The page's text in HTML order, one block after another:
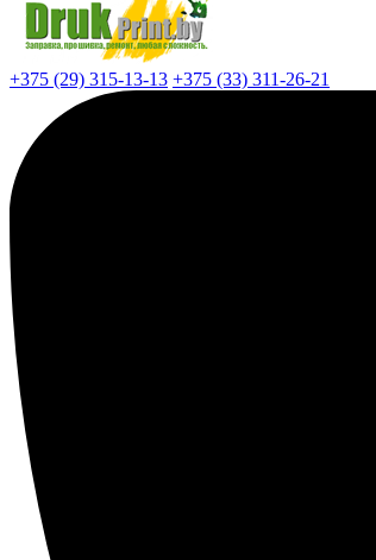
+375 (29) 315-13-13 +375 (33) 311-26-21